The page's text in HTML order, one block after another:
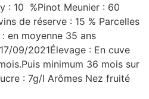
: 10 %Pinot Meunier : 60
de réserve : 15 % Parcelles
en moyenne 35 ans
09/2021Élevage : En cuve
minimum 36 mois sur
: 7g/l Arômes Nez fruité